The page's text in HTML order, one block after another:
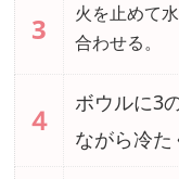
3
火を止めて
合わせる。
４
ボウルに3
ながら冷た